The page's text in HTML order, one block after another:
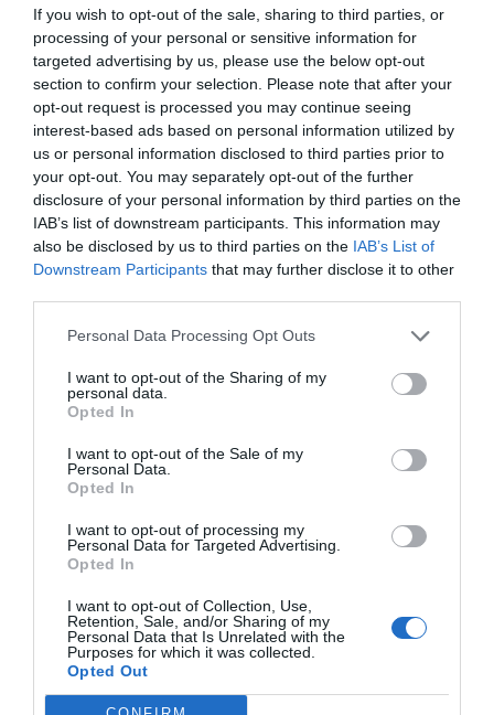
If you wish to opt-out of the sale, sharing to third parties, or
processing of your personal or sensitive information for
targeted advertising by us, please use the below opt-out
section to confirm your selection. Please note that after your
opt-out request is processed you may continue seeing
interest-based ads based on personal information utilized by
us or personal information disclosed to third parties prior to
your opt-out. You may separately opt-out of the further
disclosure of your personal information by third parties on the
IAB’s list of downstream participants. This information may
also be disclosed by us to third parties on the IAB’s List of
Downstream Participants that may further disclose it to other
Personal Data Processing Opt Outs
I want to opt-out of the Sharing of my
personal data.
Opted In
I want to opt-out of the Sale of my
Personal Data.
Opted In
I want to opt-out of processing my
Personal Data for Targeted Advertising.
Opted In
I want to opt-out of Collection, Use,
Retention, Sale, and/or Sharing of my
Personal Data that Is Unrelated with the
Purposes for which it was collected.
Opted Out
web. Ce conseil est valable aussi pour vos prochaines
vacances ou sorties.
Le Marché des Enfants-Rouges : le joyau culinaire
mondial à Paris
Les haricots verts en pleine saison : la meilleure
cuisson pour préserver leurs bienfaits
Laisser un commentaire
Votre adresse e-mail ne sera pas publiée.
Les champs
obligatoires sont indiqués avec
Commentaire